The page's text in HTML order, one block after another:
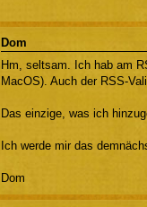
Dom
Hm, seltsam. Ich hab am
MacOS). Auch der RSS-
Das einzige, was ich
Ich werde mir das
Dom